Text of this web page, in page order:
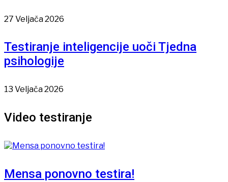
27 Veljača 2026
Testiranje inteligencije uoči Tjedna
psihologije
13 Veljača 2026
Video testiranje
Mensa ponovno testira!